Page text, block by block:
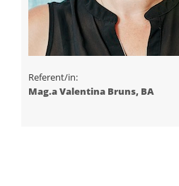
Referent/in:
Mag.a Valentina Bruns, BA